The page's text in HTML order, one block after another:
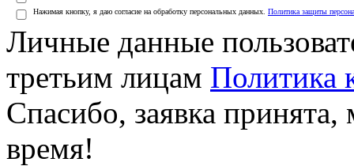
Нажимая кнопку, я даю согласие на обработку персональных данных. Политика защиты
Личные данные
третьим лицам Политика
Спасибо, заявка
время!